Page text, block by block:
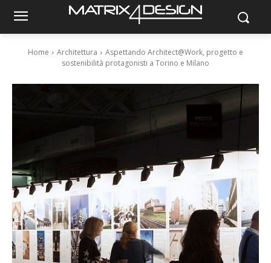
Home Architettura
Aspettando Architect@Work, progetto e
sostenibilità protagonisti a Torino e Milano